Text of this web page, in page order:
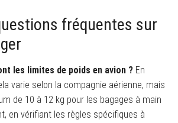
fréquentes sur
les limites de poids en avion ? En
varie selon la compagnie aérienne, mais
de 10 à 12 kg pour les bagages à main
en vérifiant les règles spécifiques à